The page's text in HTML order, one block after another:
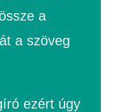
a
a szöveg
ezért úgy